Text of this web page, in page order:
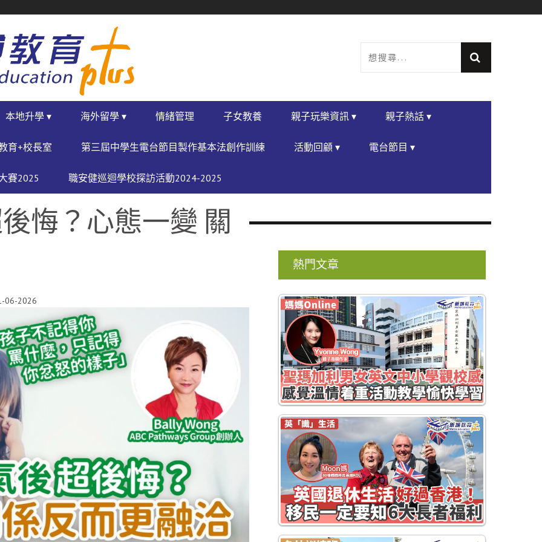
本地升學 ▾ 海外留學 ▾ 情緒管理 子女教養 親子玩樂資訊 ▾ 親子熱話 ▾
育+校長室 第三屆中學生電台節目製作基本法創作訓練 活動回顧 ▾ 電台節目 ▾
賽2025 職安健巡迴學校探訪活動2024-2025
悔？心態一變 關
06-2026
熱門文章